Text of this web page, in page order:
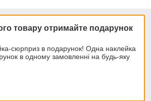
товару отримайте подарунок
сюрприз в подарунок! Одна наклейка
в одному замовленні на будь-яку